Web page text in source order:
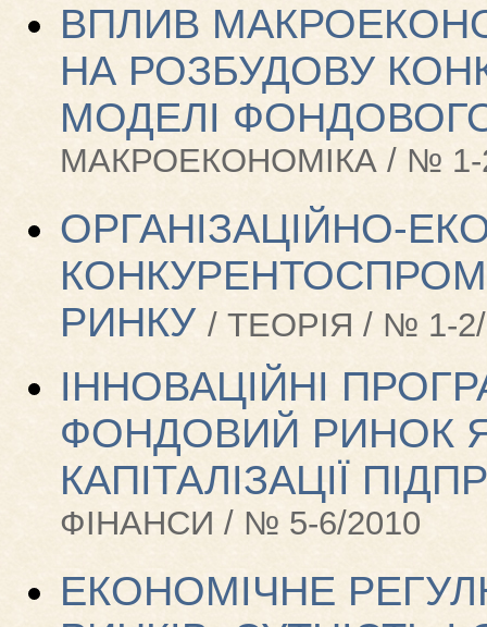
ВПЛИВ
НА РОЗБУДОВУ
МОДЕЛІ
МАКРОЕКОНОМІКА / № 1-
ОРГАНІЗАЦІЙНО-
РИНКУ / ТЕОРІЯ / № 1-2/
ІННОВАЦІЙНІ
ФОНДОВИЙ РИНОК
КАПІТАЛІЗАЦІЇ
ФІНАНСИ / № 5-6/2010
ЕКОНОМІЧНЕ